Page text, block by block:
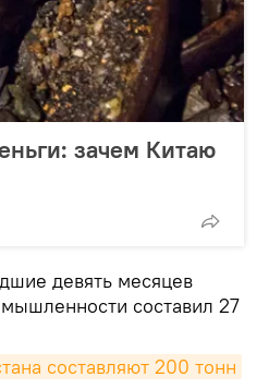
зачем Китаю
девять месяцев
составил 27
составляют 200 тонн